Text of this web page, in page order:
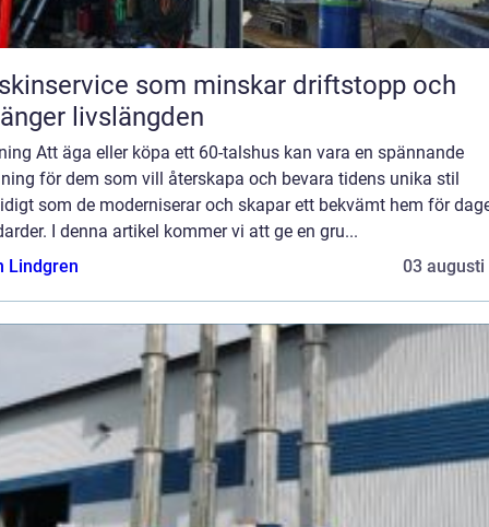
som minskar driftstopp och
livslängden
Att äga eller köpa ett 60-talshus kan vara en spännande
för dem som vill återskapa och bevara tidens unika stil
som de moderniserar och skapar ett bekvämt hem för
I denna artikel kommer vi att ge en gru...
Lindgren
03 augusti